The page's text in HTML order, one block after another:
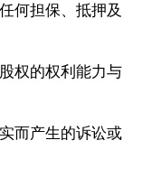
何担保、抵押及
权的权利能力与
而产生的诉讼或